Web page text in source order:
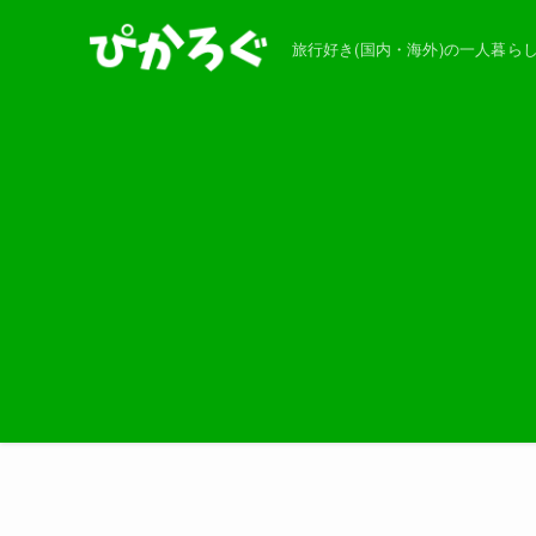
旅行好き(国内・海外)の一人暮ら